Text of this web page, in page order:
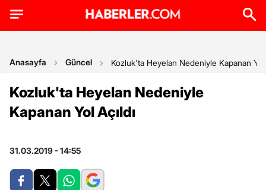
Anasayfa Güncel Kozluk'ta Heyelan Nedeniyle Kapanan Yol
Kozluk'ta Heyelan Nedeniyle
Kapanan Yol Açıldı
31.03.2019 - 14:55